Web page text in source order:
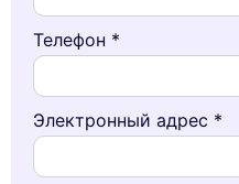
Телефон *
Электронный адрес *